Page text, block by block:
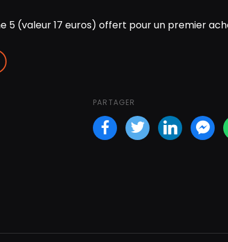
5 (valeur 17 euros) offert pour un premier
PARTAGER
Facebook
Twitter